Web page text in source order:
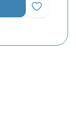
Favoriye Ekle